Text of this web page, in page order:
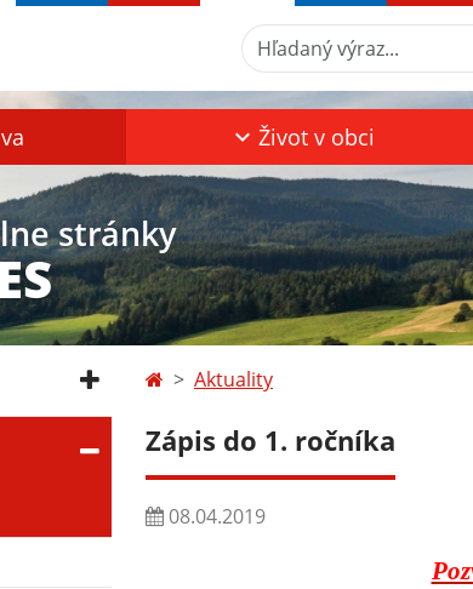
Hľadaný výraz...
Život v obci
stránky
Aktuality
Zápis do 1. ročníka
08.04.2019